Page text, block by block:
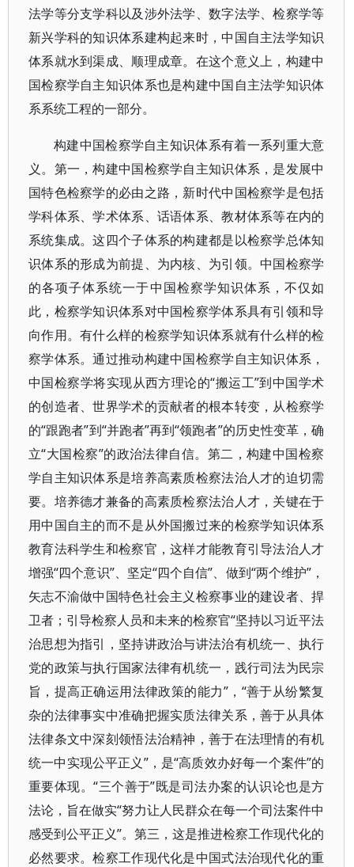
法学等分支学科以及涉外法学、数字法学、检察学等
新兴学科的知识体系建构起来时，中国自主法学知识
体系就水到渠成、顺理成章。在这个意义上，构建中
国检察学自主知识体系也是构建中国自主法学知识体
系系统工程的一部分。
构建中国检察学自主知识体系有着一系列重大意
义。第一，构建中国检察学自主知识体系，是发展中
国特色检察学的必由之路，新时代中国检察学是包括
学科体系、学术体系、话语体系、教材体系等在内的
系统集成。这四个子体系的构建都是以检察学总体知
识体系的形成为前提、为内核、为引领。中国检察学
的各项子体系统一于中国检察学知识体系，不仅如
此，检察学知识体系对中国检察学体系具有引领和导
向作用。有什么样的检察学知识体系就有什么样的检
察学体系。通过推动构建中国检察学自主知识体系，
中国检察学将实现从西方理论的“搬运工”到中国学术
的创造者、世界学术的贡献者的根本转变，从检察学
的“跟跑者”到“并跑者”再到“领跑者”的历史性变革，确
立“大国检察”的政治法律自信。第二，构建中国检察
学自主知识体系是培养高素质检察法治人才的迫切需
要。培养德才兼备的高素质检察法治人才，关键在于
用中国自主的而不是从外国搬过来的检察学知识体系
教育法科学生和检察官，这样才能教育引导法治人才
增强“四个意识”、坚定“四个自信”、做到“两个维护”，
矢志不渝做中国特色社会主义检察事业的建设者、捍
卫者；引导检察人员和未来的检察官“坚持以习近平法
治思想为指引，坚持讲政治与讲法治有机统一、执行
党的政策与执行国家法律有机统一，践行司法为民宗
旨，提高正确运用法律政策的能力”，“善于从纷繁复
杂的法律事实中准确把握实质法律关系，善于从具体
法律条文中深刻领悟法治精神，善于在法理情的有机
统一中实现公平正义”，是“高质效办好每一个案件”的
重要体现。“三个善于”既是司法办案的认识论也是方
法论，旨在做实“努力让人民群众在每一个司法案件中
感受到公平正义”。第三，这是推进检察工作现代化的
必然要求。检察工作现代化是中国式法治现代化的重